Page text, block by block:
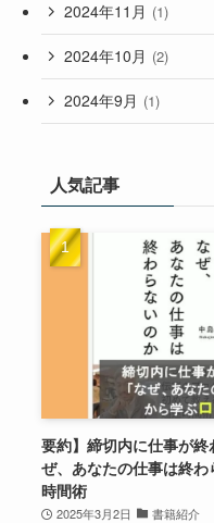
2024年11月 (1)
2024年10月 (2)
2024年9月 (1)
人気記事
要約】締切内に仕事が
ぜ、あなたの仕事は終
時間術
2025年3月2日 書籍紹介